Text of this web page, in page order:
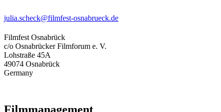
julia.scheck@filmfest-osnabrueck.de
Filmfest Osnabrück
c/o Osnabrücker Filmforum e. V.
Lohstraße 45A
49074 Osnabrück
Germany